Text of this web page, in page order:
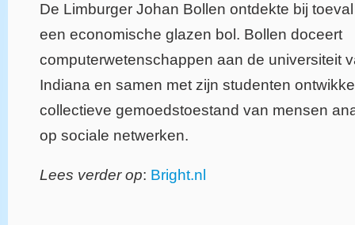
De Limburger Johan Bollen ontdekte bij toeval
een economische glazen bol. Bollen doceert
computerwetenschappen aan de universiteit
Indiana en samen met zijn studenten
collectieve gemoedstoestand van mensen
op sociale netwerken.
Lees verder op: Bright.nl